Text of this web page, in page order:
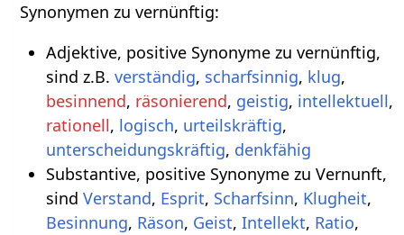
Synonymen zu vernünftig:
Adjektive, positive Synonyme zu vernünftig,
sind z.B. verständig, scharfsinnig, klug,
besinnend, räsonierend, geistig, intellektuell,
rationell, logisch, urteilskräftig,
unterscheidungskräftig, denkfähig
Substantive, positive Synonyme zu Vernunft,
sind Verstand, Esprit, Scharfsinn, Klugheit,
Besinnung, Räson, Geist, Intellekt, Ratio,